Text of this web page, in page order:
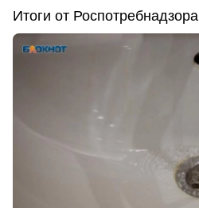
Итоги от Роспотребнадзора